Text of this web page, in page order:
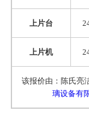
上片台
上片机
该报价由：陈氏亮
璃设备有